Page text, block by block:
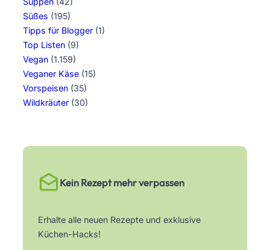
Süßes (195)
Tipps für Blogger (1)
Top Listen (9)
Vegan (1.159)
Veganer Käse (15)
Vorspeisen (35)
Wildkräuter (30)
Kein Rezept mehr verpassen
Erhalte alle neuen Rezepte und exklusive
Küchen-Hacks!